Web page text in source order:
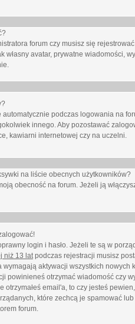
forum czy musisz się
własny avatar, prywatne wiadomości,
automatycznie podczas logowania na
innego. Aby pozostawać
kawiarni internetowej czy na uczelni.
na liście obecnych użytkowników?
obecność na forum. Jeżeli ją
login i hasło. Jeżeli te są w
niż 13 latpodczas rejestracji musisz
wymagają aktywacji wszystkich
powinieneś otrzymać wiadomość czy
email'a, to czy jesteś
które zechcą je spamować
forum.